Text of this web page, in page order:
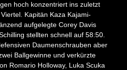
hoch konzentriert ins zuletzt
Kapitän Kaza Kajami-
aufgelegte Corey Davis
stellten schnell auf 58:50.
Daumenschrauben aber
Ballgewinne und verkürzte
Romario Holloway, Luka Scuka